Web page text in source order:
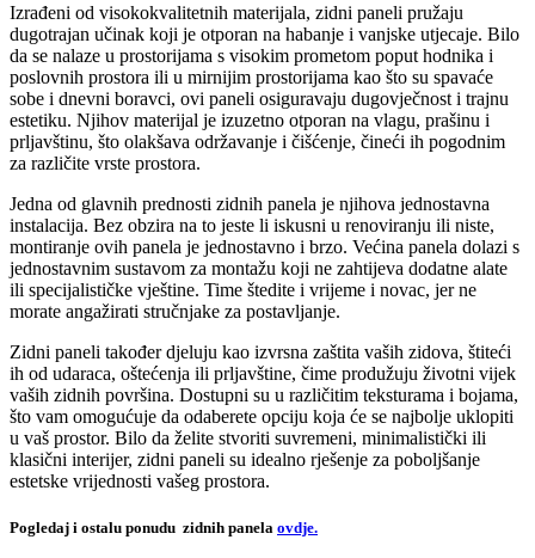
Izrađeni od visokokvalitetnih materijala, zidni paneli pružaju
dugotrajan učinak koji je otporan na habanje i vanjske utjecaje. Bilo
da se nalaze u prostorijama s visokim prometom poput hodnika i
poslovnih prostora ili u mirnijim prostorijama kao što su spavaće
sobe i dnevni boravci, ovi paneli osiguravaju dugovječnost i trajnu
estetiku. Njihov materijal je izuzetno otporan na vlagu, prašinu i
prljavštinu, što olakšava održavanje i čišćenje, čineći ih pogodnim
za različite vrste prostora.
Jedna od glavnih prednosti zidnih panela je njihova jednostavna
instalacija. Bez obzira na to jeste li iskusni u renoviranju ili niste,
montiranje ovih panela je jednostavno i brzo. Većina panela dolazi s
jednostavnim sustavom za montažu koji ne zahtijeva dodatne alate
ili specijalističke vještine. Time štedite i vrijeme i novac, jer ne
morate angažirati stručnjake za postavljanje.
Zidni paneli također djeluju kao izvrsna zaštita vaših zidova, štiteći
ih od udaraca, oštećenja ili prljavštine, čime produžuju životni vijek
vaših zidnih površina. Dostupni su u različitim teksturama i bojama,
što vam omogućuje da odaberete opciju koja će se najbolje uklopiti
u vaš prostor. Bilo da želite stvoriti suvremeni, minimalistički ili
klasični interijer, zidni paneli su idealno rješenje za poboljšanje
estetske vrijednosti vašeg prostora.
Pogledaj i ostalu ponudu zidnih panela ovdje.